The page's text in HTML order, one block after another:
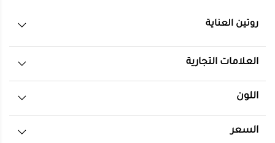
روتين العناية
العلامات التجارية
اللون
السعر